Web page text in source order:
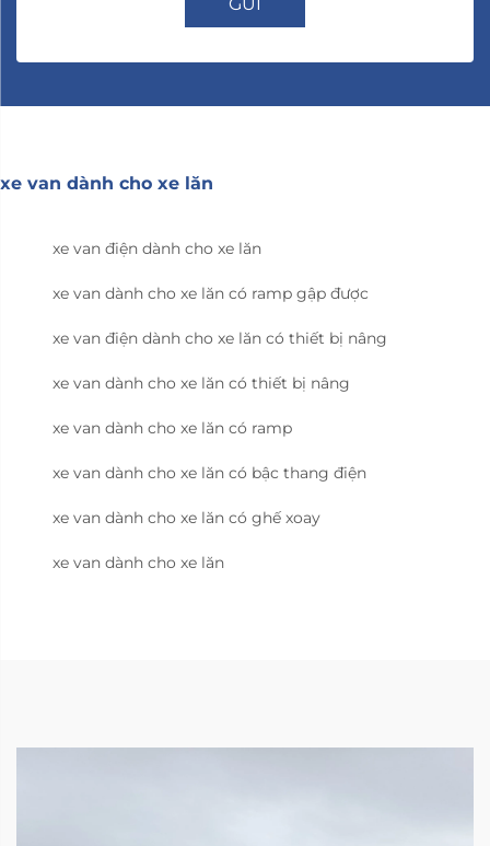
GỬI
xe van dành cho xe lăn
xe van điện dành cho xe lăn
xe van dành cho xe lăn có ramp gập được
xe van điện dành cho xe lăn có thiết bị nâng
xe van dành cho xe lăn có thiết bị nâng
xe van dành cho xe lăn có ramp
xe van dành cho xe lăn có bậc thang điện
xe van dành cho xe lăn có ghế xoay
xe van dành cho xe lăn